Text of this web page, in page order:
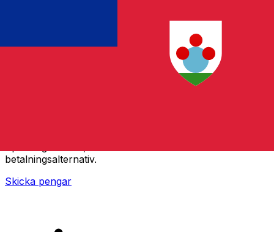
betalningsalternativ.
Skicka pengar